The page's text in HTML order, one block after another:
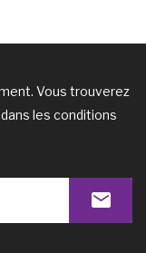
Vous trouverez
les conditions